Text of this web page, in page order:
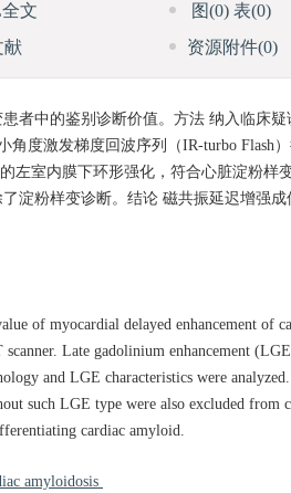
文 图(0)表(0)
献 资源附件(0)
者中的鉴别诊断价值。方法 纳入临床
度激发梯度回波序列（IR-turbo Flash
左室内膜下环形强化，符合心脏淀粉样
淀粉样变诊断。结论 磁共振延迟增强
of myocardial delayed enhancement of
scanner. Late gadolinium enhancement
and LGE characteristics were
such LGE type were also excluded
cardiac amyloid.
amyloidosis